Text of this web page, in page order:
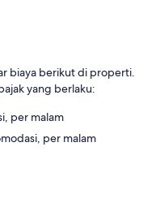
biaya berikut di properti.
yang berlaku:
per malam
per malam